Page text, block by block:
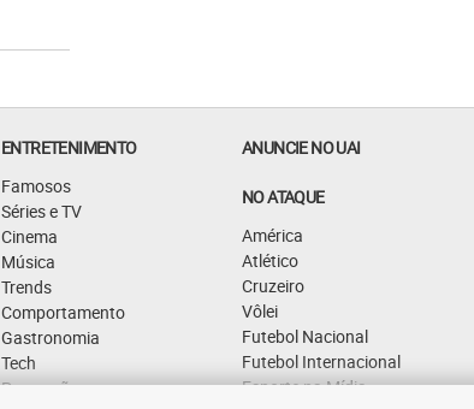
ENTRETENIMENTO
Famosos
Séries e TV
Cinema
Música
Trends
Comportamento
Gastronomia
Tech
Promoções
ANUNCIE NO UAI
NO ATAQUE
América
Atlético
Cruzeiro
Vôlei
Futebol Nacional
Futebol Internacional
Esporte na Mídia